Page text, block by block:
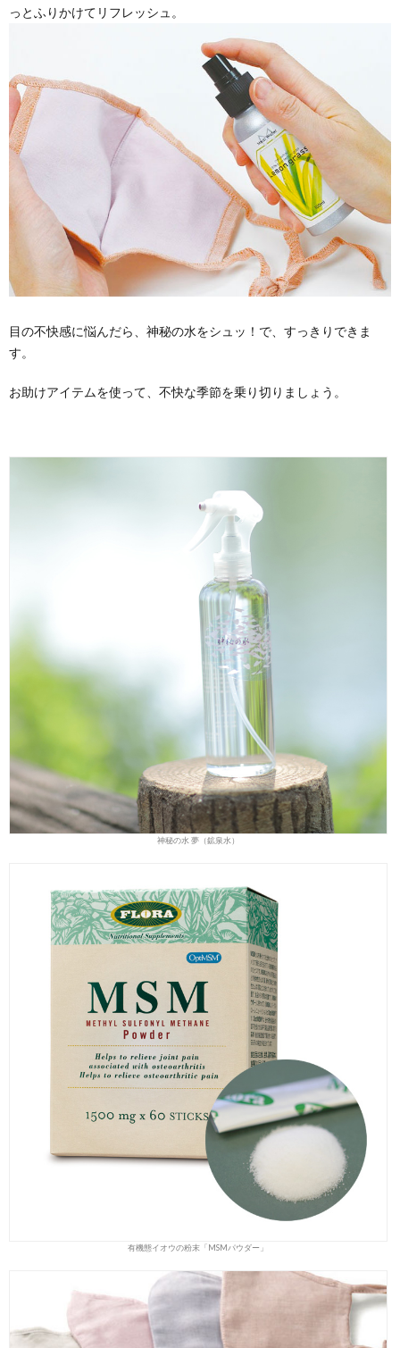
っとふりかけてリフレッシュ。
目の不快感に悩んだら、神秘の水をシュッ！で、すっきりできま
す。
お助けアイテムを使って、不快な季節を乗り切りましょう。
神秘の水 夢（鉱泉水）
有機態イオウの粉末「MSMパウダー」